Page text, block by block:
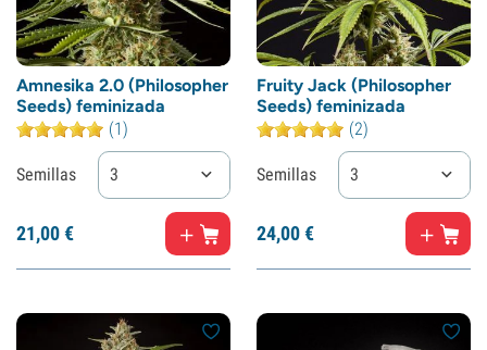
Amnesika 2.0 (Philosopher
Seeds) feminizada
(1)
Semillas 3
21,00€
Fruity Jack (Philosopher
Seeds) feminizada
(2)
Semillas 3
24,00€